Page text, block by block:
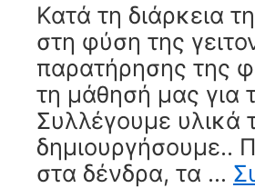
Κατά τη διάρκεια
στη φύση της
παρατήρησης της
τη μάθησή μας για
Συλλέγουμε υλικά
δημιουργήσουμε..
στα δένδρα, τα …